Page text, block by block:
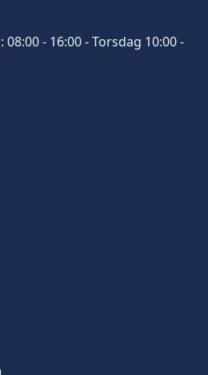
- 16:00 - Torsdag 10:00 -